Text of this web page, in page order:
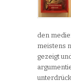
den
meistens
gezeigt